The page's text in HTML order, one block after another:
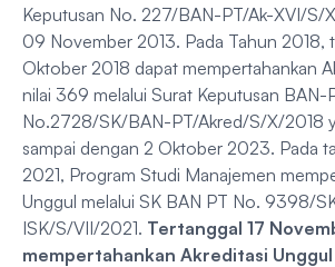
Keputusan No. 227/BAN-PT/Ak-XVI/S/
09 November 2013. Pada Tahun 2018,
Oktober 2018 dapat mempertahankan
nilai 369 melalui Surat Keputusan BAN-
No.2728/SK/BAN-PT/Akred/S/X/2018
sampai dengan 2 Oktober 2023. Pada
2021, Program Studi Manajemen
Unggul melalui SK BAN PT No. 9398/
ISK/S/VII/2021. Tertanggal 17
mempertahankan Akreditasi